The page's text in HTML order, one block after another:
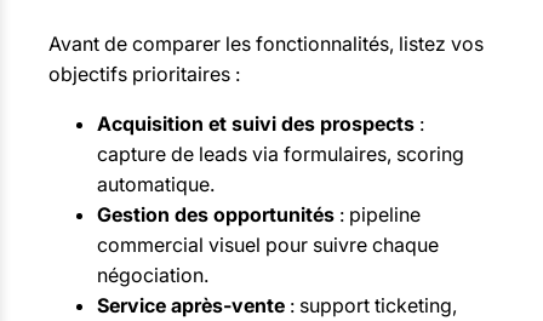
Avant de comparer les fonctionnalités, listez vos
objectifs prioritaires :
Acquisition et suivi des prospects :
capture de leads via formulaires, scoring
automatique.
Gestion des opportunités : pipeline
commercial visuel pour suivre chaque
négociation.
Service après-vente : support ticketing,